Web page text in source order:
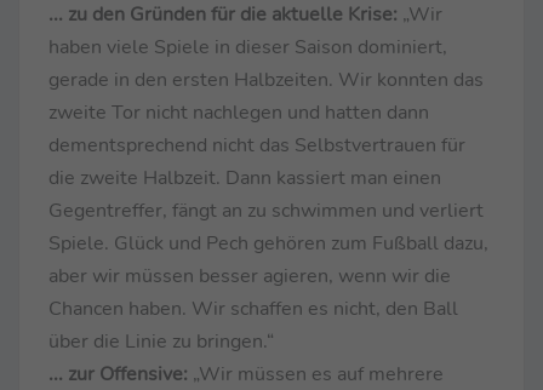
... zu den Gründen für die aktuelle Krise: „Wir
haben viele Spiele in dieser Saison dominiert,
gerade in den ersten Halbzeiten. Wir konnten das
zweite Tor nicht nachlegen und hatten dann
dementsprechend nicht das Selbstvertrauen für
die zweite Halbzeit. Dann kassiert man einen
Gegentreffer, fängt an zu schwimmen und verliert
Spiele. Glück und Pech gehören zum Fußball dazu,
aber wir müssen besser agieren, wenn wir die
Chancen haben. Wir schaffen es nicht, den Ball
über die Linie zu bringen.“
... zur Offensive: „Wir müssen es auf mehrere